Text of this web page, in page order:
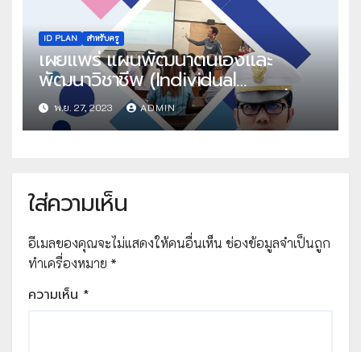
ID PLAN สำหรับครู
เผยแพร่ แผนพัฒนาตนเองและ
พัฒนาวิชาชีพ (Individual
Development Plan) ภาคเรียนที่ 2 ปี
การศึกษา 2566 ไฟล์ เวิร์ด แก้ไขได้
โดย คุณครูจักรกฤช เลื่อนกฐิน
พ.ย. 27, 2023 ADMIN
ใส่ความเห็น
อีเมลของคุณจะไม่แสดงให้คนอื่นเห็น ช่องข้อมูลจำเป็นถูก
ทำเครื่องหมาย *
ความเห็น *